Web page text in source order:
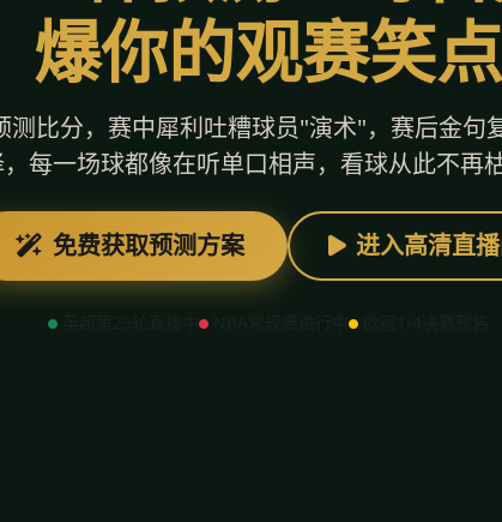
爆你的观赛笑点
测比分，赛中犀利吐糟球员"演术"，赛后金句
每一场球都像在听单口相声，看球从此不再枯
免费获取预测方案 进入高清直